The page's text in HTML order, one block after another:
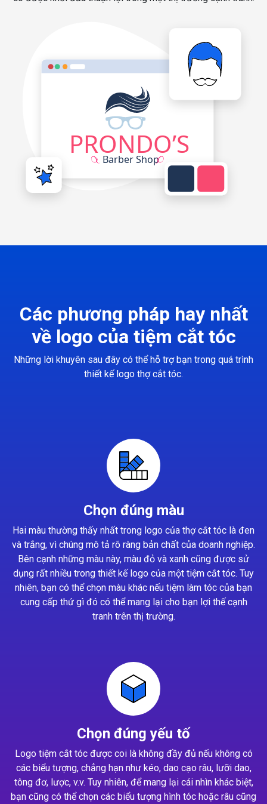
Các phương pháp hay nhất
về logo của tiệm cắt tóc
Những lời khuyên sau đây có thể hỗ trợ bạn trong quá trình
thiết kế logo thợ cắt tóc.
Chọn đúng màu
Hai màu thường thấy nhất trong logo của thợ cắt tóc là đen
và trắng, vì chúng mô tả rõ ràng bản chất của doanh nghiệp.
Bên cạnh những màu này, màu đỏ và xanh cũng được sử
dụng rất nhiều trong thiết kế logo của một tiệm cắt tóc. Tuy
nhiên, bạn có thể chọn màu khác nếu tiệm làm tóc của bạn
cung cấp thứ gì đó có thể mang lại cho bạn lợi thế cạnh
tranh trên thị trường.
Chọn đúng yếu tố
Logo tiệm cắt tóc được coi là không đầy đủ nếu không có
các biểu tượng, chẳng hạn như kéo, dao cạo râu, lưỡi dao,
tông đơ, lược, v.v. Tuy nhiên, để mang lại cái nhìn khác biệt,
bạn cũng có thể chọn các biểu tượng hình tóc hoặc râu cũng